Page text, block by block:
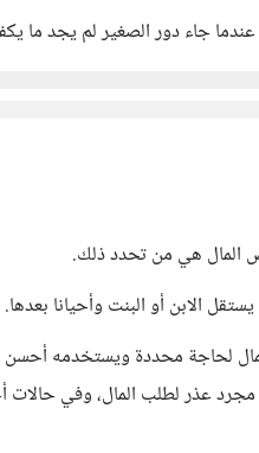
جاء دور الصغير لم يجد ما
المال هي من تحدد ذلك.
الابن أو البنت وأحيانا بعدها.
لحاجة محددة ويستخدمه
مجرد عذر لطلب المال، وفي